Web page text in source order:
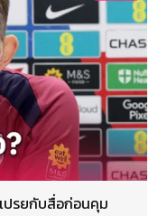
ปรยกับสื่อก่อนคุม